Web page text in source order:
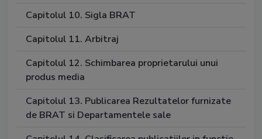
Capitolul 10. Sigla BRAT
Capitolul 11. Arbitraj
Capitolul 12. Schimbarea proprietarului unui
produs media
Capitolul 13. Publicarea Rezultatelor furnizate
de BRAT si Departamentele sale